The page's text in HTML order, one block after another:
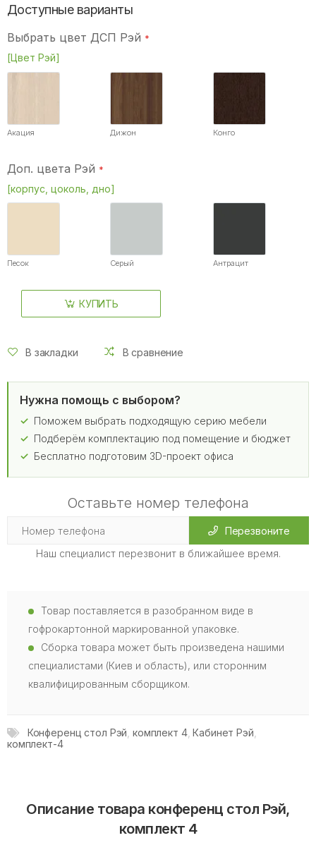
Доступные варианты
Выбрать цвет ДСП Рэй
[Цвет Рэй]
Акация Дижон Конго
Доп. цвета Рэй
[корпус, цоколь, дно]
Песок Серый Антрацит
КУПИТЬ
В закладки В сравнение
Нужна помощь с выбором?
Поможем выбрать подходящую серию мебели
Подберём комплектацию под помещение и бюджет
Бесплатно подготовим 3D-проект офиса
Оставьте номер телефона
Перезвоните
Наш специалист перезвонит в ближайшее время.
Товар поставляется в разобранном виде в
гофрокартонной маркированной упаковке.
Сборка товара может быть произведена нашими
специалистами (Киев и область), или сторонним
квалифицированным сборщиком.
Конференц стол Рэй комплект 4,Кабинет Рэй
комплект-4
Описание товара конференц стол Рэй,
комплект 4